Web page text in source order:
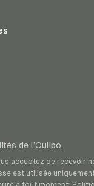
de l’Oulipo.
acceptez de recevoir
est utilisée